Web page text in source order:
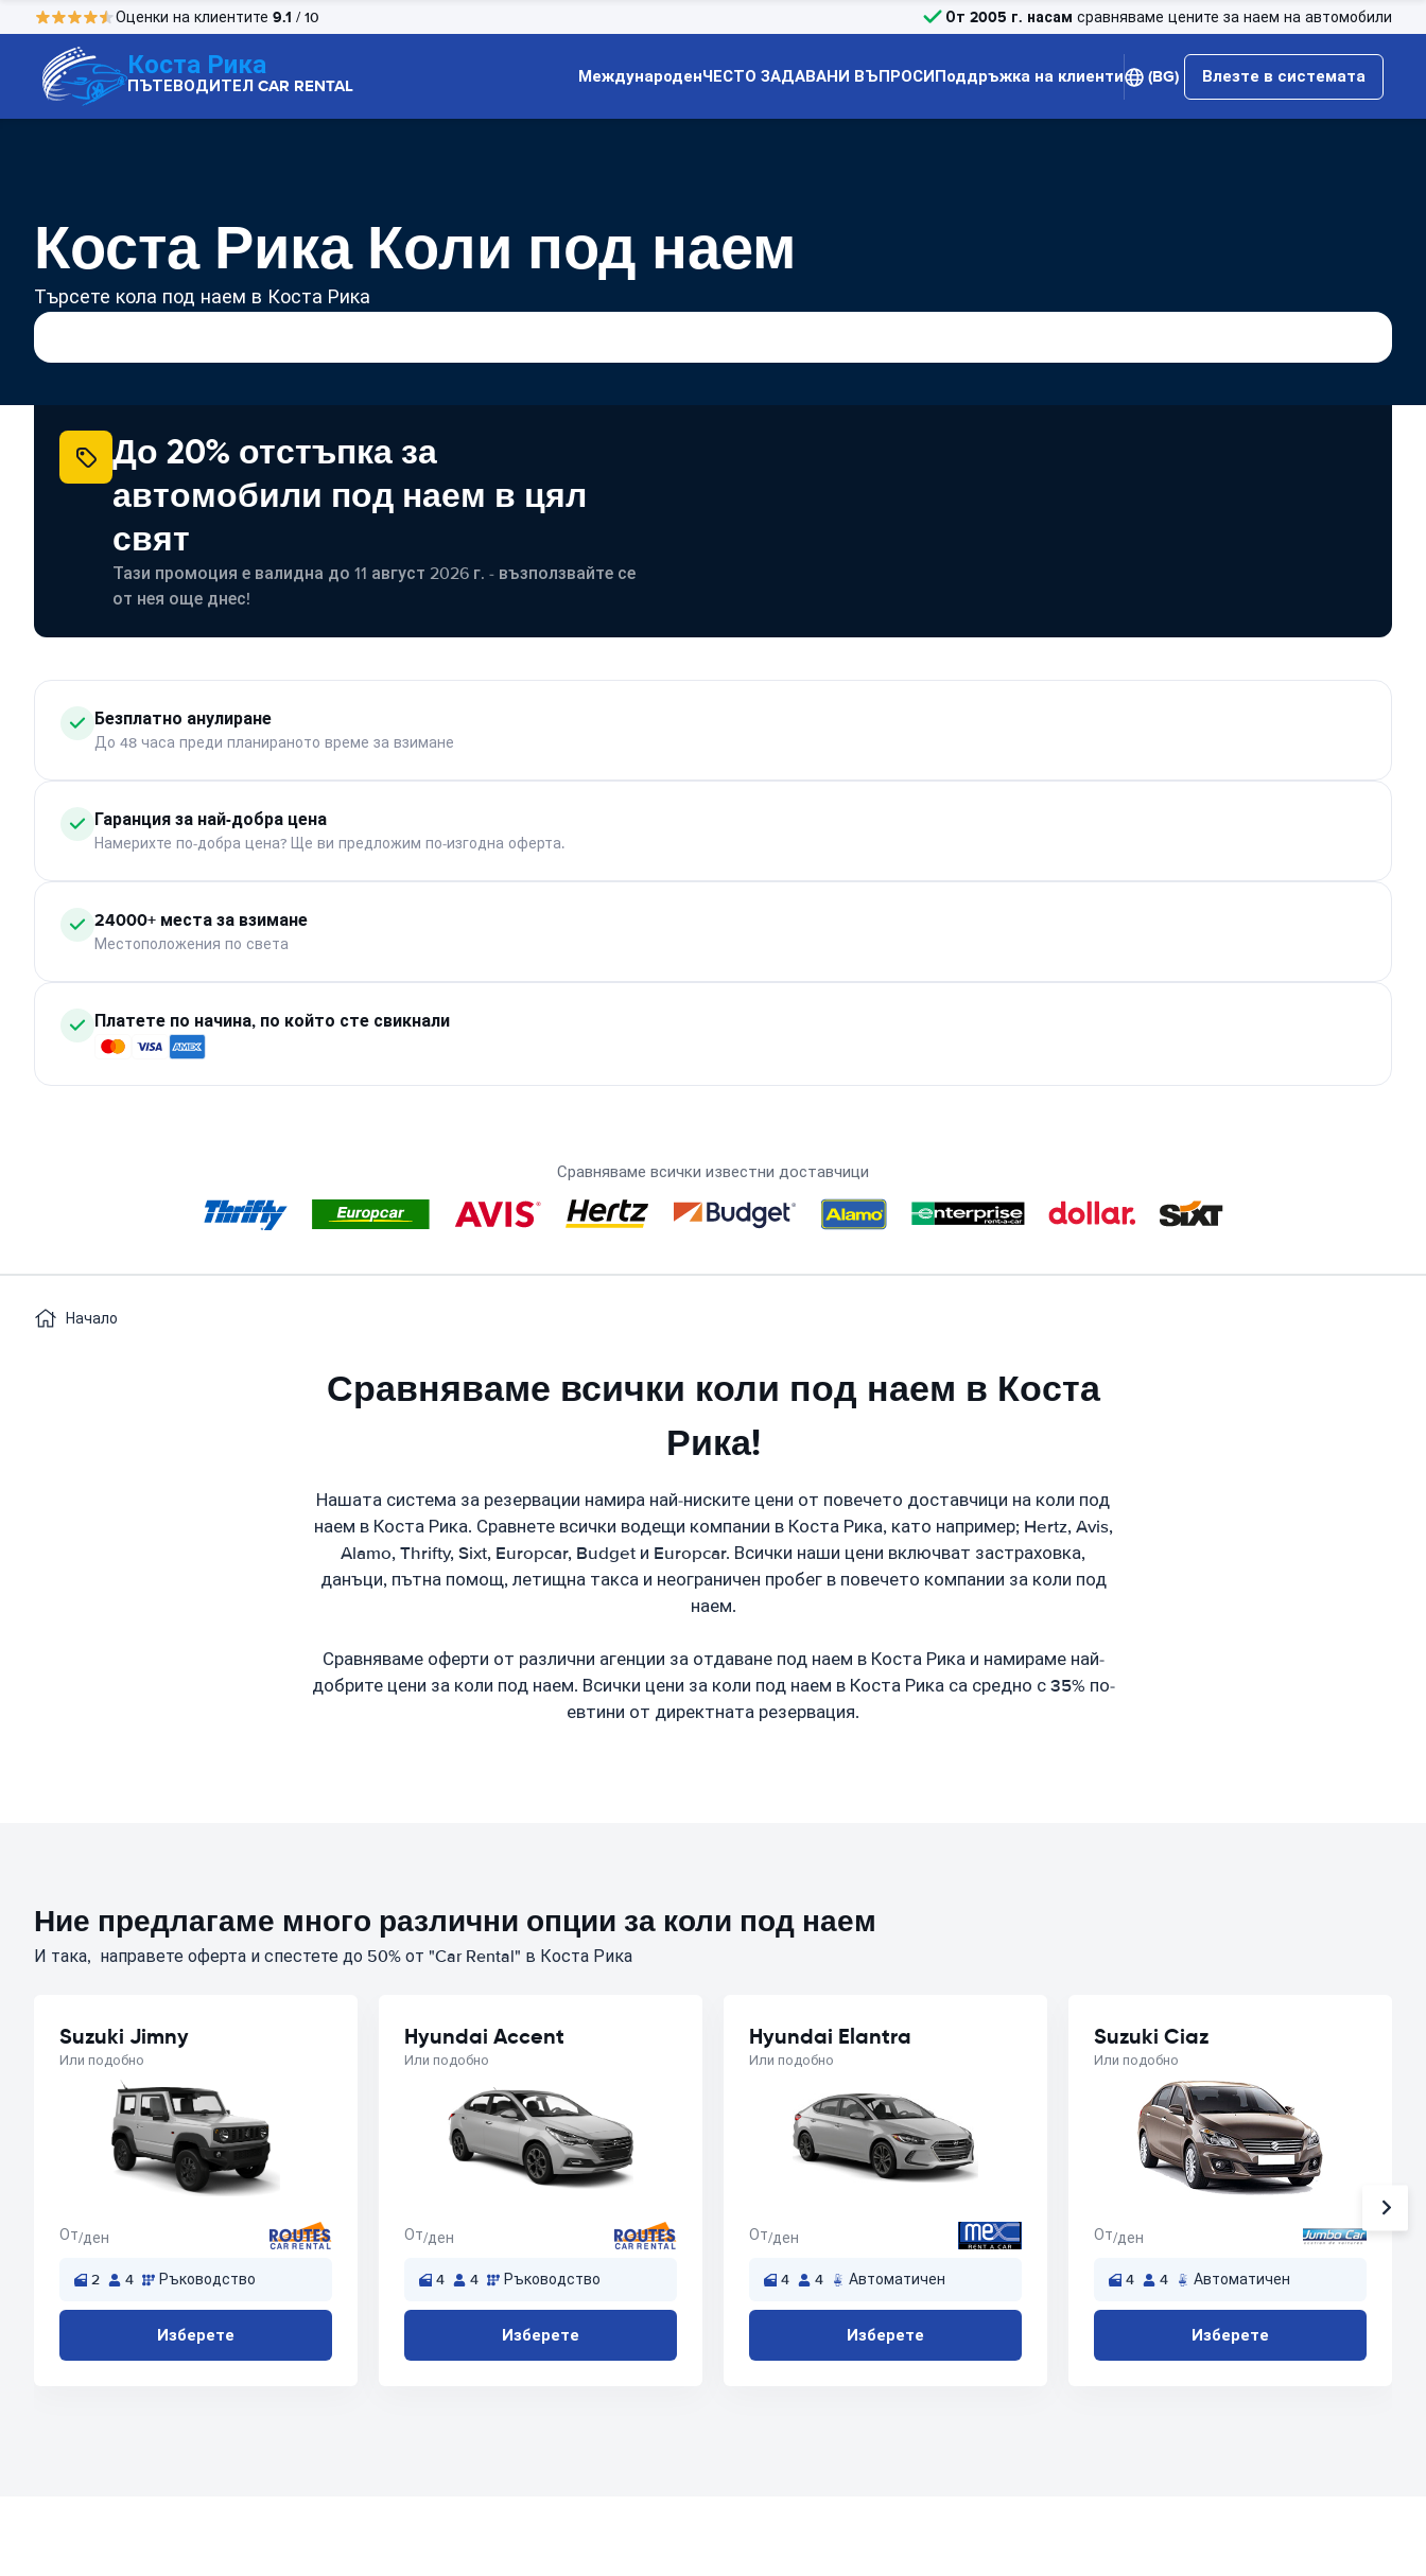
Оценки на клиентите 9.1 / 10 От 2005 г. насам сравняваме цените за наем на автомобили
Коста Рика
ПЪТЕВОДИТЕЛ CAR RENTAL МеждународенЧЕСТО ЗАДАВАНИ ВЪПРОСИПоддръжка на клиенти (BG) Влезте в системата
Коста Рика Коли под наем
Търсете кола под наем в Коста Рика
До 20% отстъпка за
автомобили под наем в цял
свят
Тази промоция е валидна до 11 август 2026 г. - възползвайте се
от нея още днес!
Безплатно анулиране
До 48 часа преди планираното време за взимане
Гаранция за най-добра цена
Намерихте по-добра цена? Ще ви предложим по-изгодна оферта.
24000+ места за взимане
Местоположения по света
Платете по начина, по който сте свикнали
Сравняваме всички известни доставчици
Начало
Сравняваме всички коли под наем в Коста
Рика!
Нашата система за резервации намира най-ниските цени от повечето доставчици на коли под
наем в Коста Рика. Сравнете всички водещи компании в Коста Рика, като например; Hertz, Avis,
Alamo, Thrifty, Sixt, Europcar, Budget и Europcar. Всички наши цени включват застраховка,
данъци, пътна помощ, летищна такса и неограничен пробег в повечето компании за коли под
наем.
Сравняваме оферти от различни агенции за отдаване под наем в Коста Рика и намираме най-
добрите цени за коли под наем. Всички цени за коли под наем в Коста Рика са средно с 35% по-
евтини от директната резервация.
Ние предлагаме много различни опции за коли под наем
И така, направете оферта и спестете до 50% от "Car Rental" в Коста Рика
Suzuki Jimny
Или подобно
От/ден
2 4 Ръководство
Изберете
Hyundai Accent
Или подобно
От/ден
4 4 Ръководство
Изберете
Hyundai Elantra
Или подобно
От/ден
4 4 Автоматичен
Изберете
Suzuki Ciaz
Или подобно
От/ден
4 4 Автоматичен
Изберете